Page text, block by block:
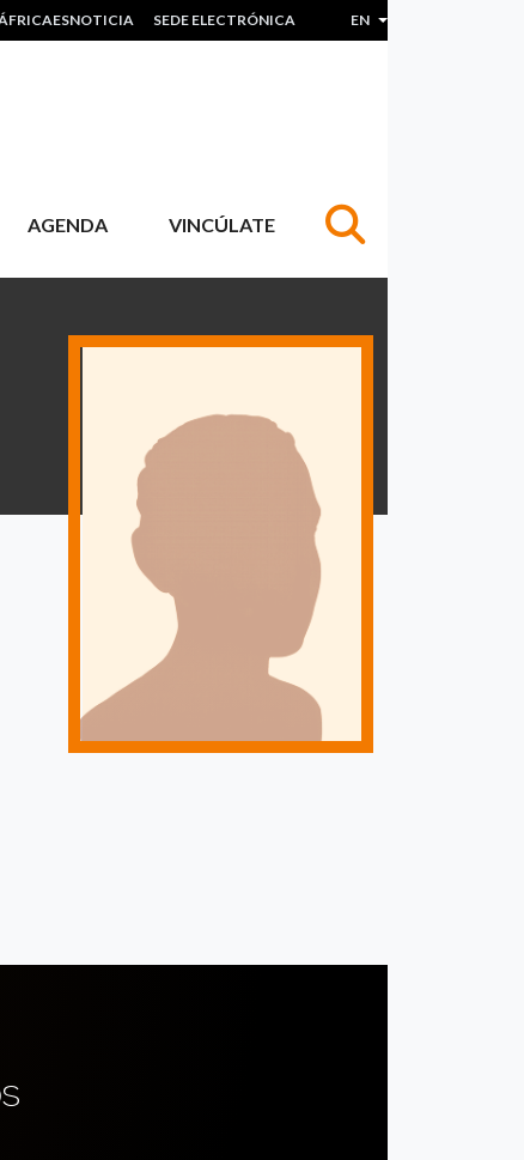
SEDE ELECTRÓNICA EN List additional actions
AGENDA VINCÚLATE